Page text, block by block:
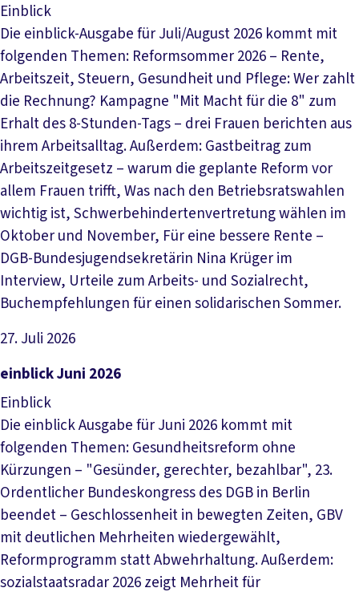
Einblick
Die einblick-Ausgabe für Juli/August 2026 kommt mit
folgenden Themen: Reformsommer 2026 – Rente,
Arbeitszeit, Steuern, Gesundheit und Pflege: Wer zahlt
die Rechnung? Kampagne "Mit Macht für die 8" zum
Erhalt des 8-Stunden-Tags – drei Frauen berichten aus
ihrem Arbeitsalltag. Außerdem: Gastbeitrag zum
Arbeitszeitgesetz – warum die geplante Reform vor
allem Frauen trifft, Was nach den Betriebsratswahlen
wichtig ist, Schwerbehindertenvertretung wählen im
Oktober und November, Für eine bessere Rente –
DGB-Bundesjugendsekretärin Nina Krüger im
Interview, Urteile zum Arbeits- und Sozialrecht,
Buchempfehlungen für einen solidarischen Sommer.
27. Juli 2026
Datei herunterladen
einblick Juni 2026
Einblick
Die einblick Ausgabe für Juni 2026 kommt mit
folgenden Themen: Gesundheitsreform ohne
Kürzungen – "Gesünder, gerechter, bezahlbar", 23.
Ordentlicher Bundeskongress des DGB in Berlin
beendet – Geschlossenheit in bewegten Zeiten, GBV
mit deutlichen Mehrheiten wiedergewählt,
Reformprogramm statt Abwehrhaltung. Außerdem:
sozialstaatsradar 2026 zeigt Mehrheit für